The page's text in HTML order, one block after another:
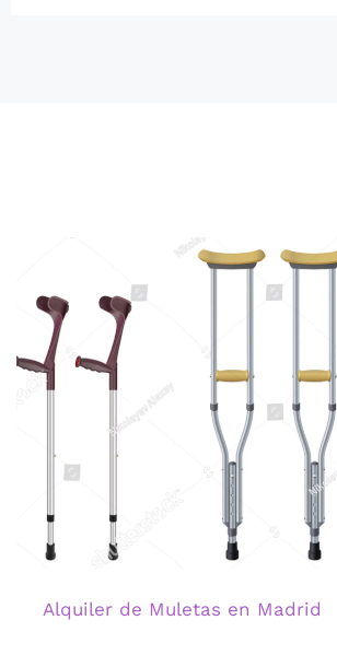
Alquiler de Muletas en Madrid